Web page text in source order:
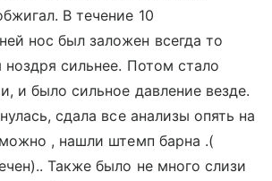
В течение 10
нос был заложен всегда то
ноздря сильнее. Потом стало
и было сильное давление везде.
сдала все анализы опять на
, нашли штемп барна .(
Также было не много слизи